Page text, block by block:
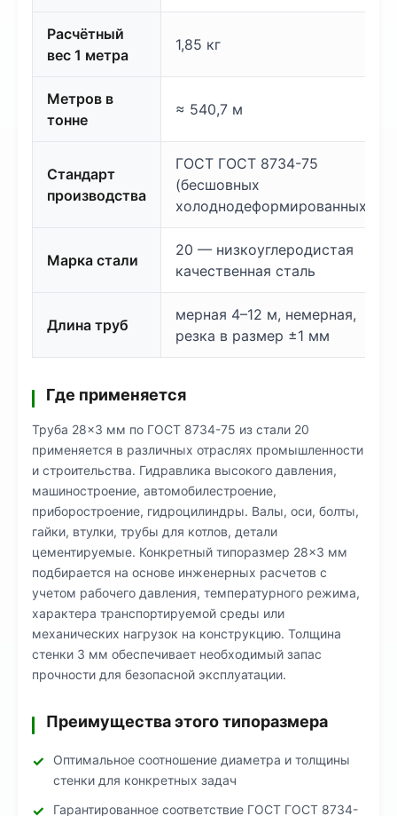
Расчётный
вес 1 метра
1,85 кг
Метров в
тонне
≈ 540,7 м
Стандарт
производства
ГОСТ ГОСТ 8734-75
(бесшовных
холоднодеформированных)
Марка стали
20 — низкоуглеродистая
качественная сталь
Длина труб
мерная 4–12 м, немерная,
резка в размер ±1 мм
Где применяется
Труба 28×3 мм по ГОСТ 8734-75 из стали 20
применяется в различных отраслях промышленности
и строительства. Гидравлика высокого давления,
машиностроение, автомобилестроение,
приборостроение, гидроцилиндры. Валы, оси, болты,
гайки, втулки, трубы для котлов, детали
цементируемые. Конкретный типоразмер 28×3 мм
подбирается на основе инженерных расчетов с
учетом рабочего давления, температурного режима,
характера транспортируемой среды или
механических нагрузок на конструкцию. Толщина
стенки 3 мм обеспечивает необходимый запас
прочности для безопасной эксплуатации.
Преимущества этого типоразмера
Оптимальное соотношение диаметра и толщины
стенки для конкретных задач
Гарантированное соответствие ГОСТ ГОСТ 8734-